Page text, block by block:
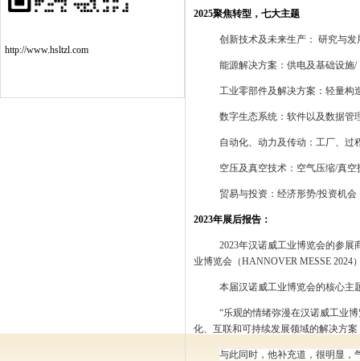
http://www.hsltzl.com
2025聚焦转型，七大主题
创新技术及未来生产： 研究与发
能源解决方案：供电及基础设施/
工业零部件及解决方案：轻量构
数字生态系统：软件以及数据管
自动化、动力及传动：工厂、过
空压及真空技术：空气压缩/真空
贸易与投资：经济形势/投资机会
2023年展后报告 ：
2023年汉诺威工业博览会的参展
业博览会（HANNOVER MESSE 2024
本届汉诺威工业博览会的核心主
“乐观的情绪弥漫在汉诺威工业
化、互联和可持续发展领域的解决方
与此同时，他补充道，很明显，